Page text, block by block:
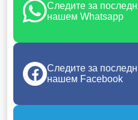
Следите за
нашем Whatsapp
Следите за
нашем Facebook